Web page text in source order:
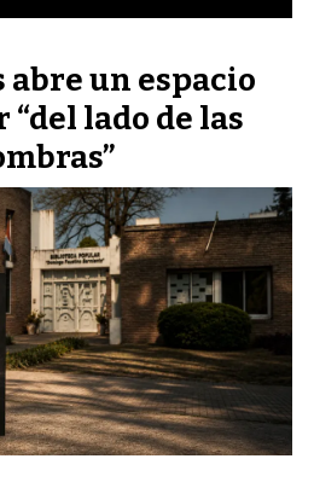
abre un espacio
lado de las